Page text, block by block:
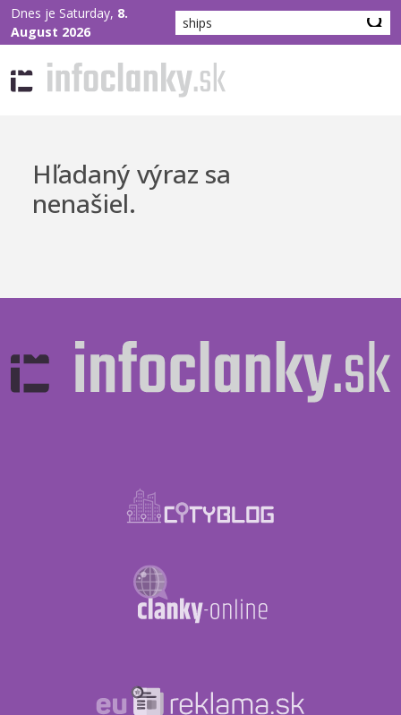
Dnes je Saturday, 8.
August 2026
Hľadaný výraz sa
nenašiel.